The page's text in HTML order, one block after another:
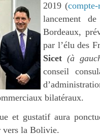
2019 (compte-
lancement
Bordeaux,
par l’élu des
Sicet(à
conseil
bilatéraux.
et gustatif aura
vers la Bolivie.